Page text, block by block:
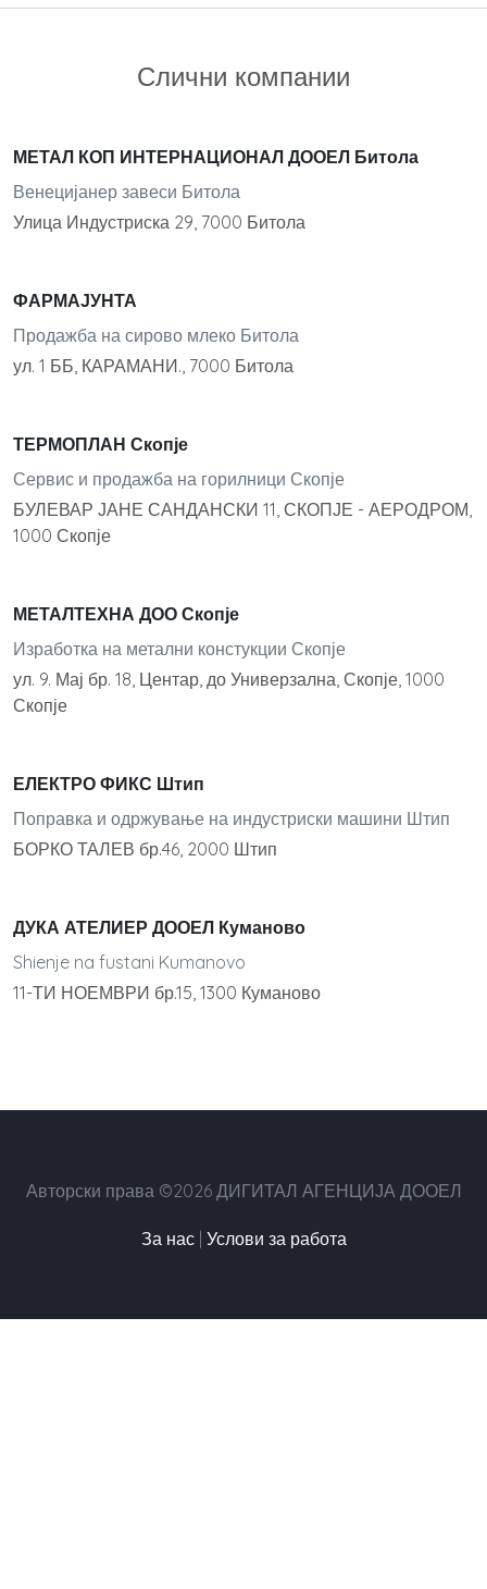
Слични компании
МЕТАЛ КОП ИНТЕРНАЦИОНАЛ ДООЕЛ Битола
Венецијанер завеси Битола
Улица Индустриска 29, 7000 Битола
ФАРМАЈУНТА
Продажба на сирово млеко Битола
ул. 1 ББ, КАРАМАНИ., 7000 Битола
ТЕРМОПЛАН Скопје
Сервис и продажба на горилници Скопје
БУЛЕВАР ЈАНЕ САНДАНСКИ 11, СКОПЈЕ - АЕРОДРОМ,
1000 Скопје
МЕТАЛТЕХНА ДОО Скопје
Изработка на метални констукции Скопје
ул. 9. Мај бр. 18, Центар, до Универзална, Скопје, 1000
Скопје
ЕЛЕКТРО ФИКС Штип
Поправка и одржување на индустриски машини Штип
БОРКО ТАЛЕВ бр.46, 2000 Штип
ДУКА АТЕЛИЕР ДООЕЛ Куманово
Shienje na fustani Kumanovo
11-ТИ НОЕМВРИ бр.15, 1300 Куманово
Авторски права ©2026 ДИГИТАЛ АГЕНЦИЈА ДООЕЛ
За нас| Услови за работа